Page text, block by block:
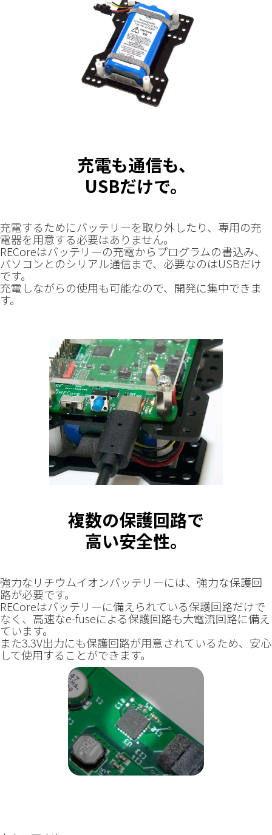
充電も通信も、
USBだけで。
充電するためにバッテリーを取り外したり、専用の充
電器を用意する必要はありません。
RECoreはバッテリーの充電からプログラムの書込み、
パソコンとのシリアル通信まで、必要なのはUSBだけ
です。
充電しながらの使用も可能なので、開発に集中できま
す。
複数の保護回路で
高い安全性。
強力なリチウムイオンバッテリーには、強力な保護回
路が必要です。
RECoreはバッテリーに備えられている保護回路だけで
なく、高速なe-fuseによる保護回路も大電流回路に備え
ています。
また3.3V出力にも保護回路が用意されているため、安心
して使用することができます。